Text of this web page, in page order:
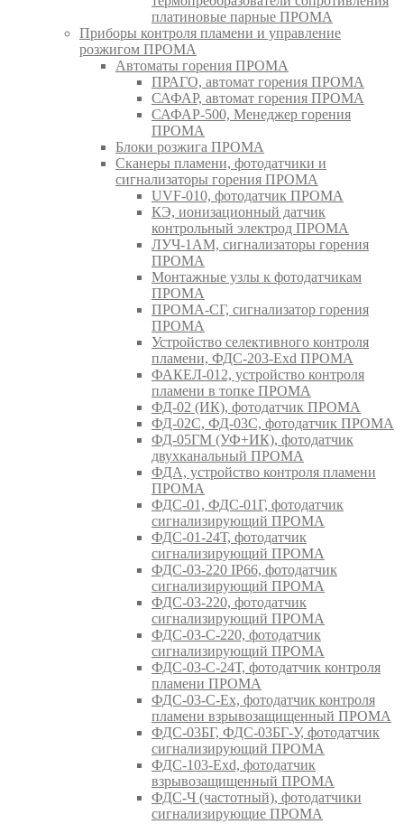
платиновые парные ПРОМА
Приборы контроля пламени и управление
розжигом ПРОМА
Автоматы горения ПРОМА
ПРАГО, автомат горения ПРОМА
САФАР, автомат горения ПРОМА
САФАР-500, Менеджер горения
ПРОМА
Блоки розжига ПРОМА
Сканеры пламени, фотодатчики и
сигнализаторы горения ПРОМА
UVF-010, фотодатчик ПРОМА
КЭ, ионизационный датчик
контрольный электрод ПРОМА
ЛУЧ-1АМ, сигнализаторы горения
ПРОМА
Монтажные узлы к фотодатчикам
ПРОМА
ПРОМА-СГ, сигнализатор горения
ПРОМА
Устройство селективного контроля
пламени, ФДС-203-Exd ПРОМА
ФАКЕЛ-012, устройство контроля
пламени в топке ПРОМА
ФД-02 (ИК), фотодатчик ПРОМА
ФД-02С, ФД-03С, фотодатчик ПРОМА
ФД-05ГМ (УФ+ИК), фотодатчик
двухканальный ПРОМА
ФДА, устройство контроля пламени
ПРОМА
ФДС-01, ФДС-01Г, фотодатчик
сигнализирующий ПРОМА
ФДС-01-24Т, фотодатчик
сигнализирующий ПРОМА
ФДС-03-220 IP66, фотодатчик
сигнализирующий ПРОМА
ФДС-03-220, фотодатчик
сигнализирующий ПРОМА
ФДС-03-С-220, фотодатчик
сигнализирующий ПРОМА
ФДС-03-С-24Т, фотодатчик контроля
пламени ПРОМА
ФДС-03-С-Ex, фотодатчик контроля
пламени взрывозащищенный ПРОМА
ФДС-03БГ, ФДС-03БГ-У, фотодатчик
сигнализирующий ПРОМА
ФДС-103-Ехd, фотодатчик
взрывозащищенный ПРОМА
ФДС-Ч (частотный), фотодатчики
сигнализирующие ПРОМА